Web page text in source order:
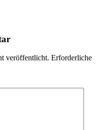
veröffentlicht. Erforderliche